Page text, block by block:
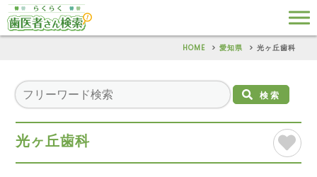
HOME 愛知県 光ヶ丘歯科
検索
光ヶ丘歯科